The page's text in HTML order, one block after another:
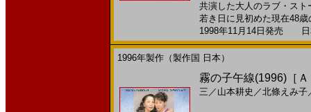
共演した大人のラブ・ス
若き日に見初めた現在48
1998年11月14日発売 日
1996年製作（製作国 日本）
霧の子午線(1996)［
三 ／ 山本耕史 ／北條えみ子